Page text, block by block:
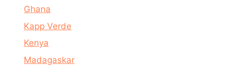
Ghana
Kapp Verde
Kenya
Madagaskar